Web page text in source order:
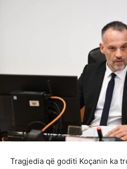
Tragjedia që goditi Koçanin ka